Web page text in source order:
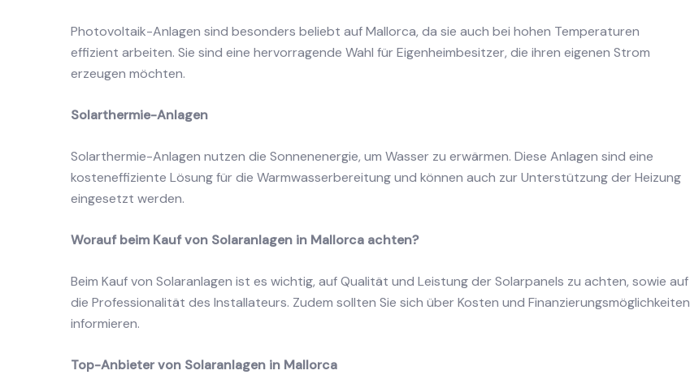
Photovoltaik-Anlagen sind besonders beliebt auf Mallorca, da sie auch bei hohen Temperaturen
effizient arbeiten. Sie sind eine hervorragende Wahl für Eigenheimbesitzer, die ihren eigenen Strom
erzeugen möchten.
Solarthermie-Anlagen
Solarthermie-Anlagen nutzen die Sonnenenergie, um Wasser zu erwärmen. Diese Anlagen sind eine
kosteneffiziente Lösung für die Warmwasserbereitung und können auch zur Unterstützung der Heizung
eingesetzt werden.
Worauf beim Kauf von Solaranlagen in Mallorca achten?
Beim Kauf von Solaranlagen ist es wichtig, auf Qualität und Leistung der Solarpanels zu achten, sowie auf
die Professionalität des Installateurs. Zudem sollten Sie sich über Kosten und Finanzierungsmöglichkeiten
informieren.
Top-Anbieter von Solaranlagen in Mallorca